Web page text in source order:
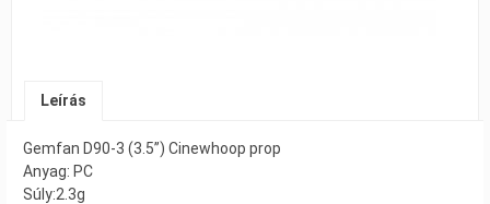
Leírás
Gemfan D90-3 (3.5”) Cinewhoop prop
Anyag: PC
Súly:2.3g